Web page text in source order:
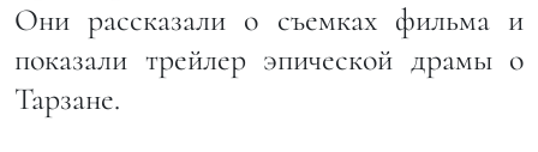
Они рассказали о съемках фильма и
показали трейлер эпической драмы о
Тарзане.